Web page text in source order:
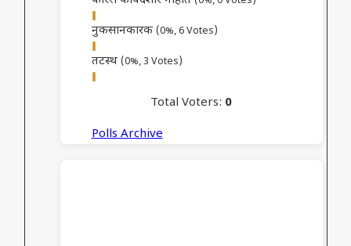
नुकसानकारक (0%, 6 Votes)
तटस्थ (0%, 3 Votes)
Total Voters: 0
Polls Archive